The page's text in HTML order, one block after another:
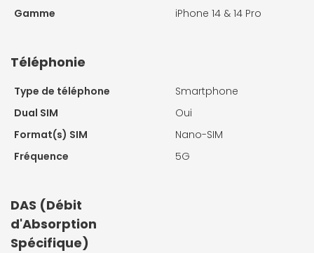
Gamme
iPhone 14 & 14 Pro
Téléphonie
Type de téléphone
Smartphone
Dual SIM
Oui
Format(s) SIM
Nano-SIM
Fréquence
5G
DAS (Débit
d'Absorption
Spécifique)